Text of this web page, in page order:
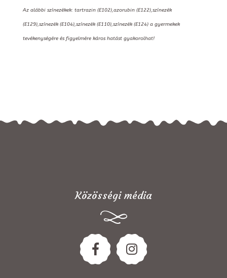
Az alábbi színezékek: tartrazin (E102),azorubin (E122),színezék
(E129),színezék (E104),színezék (E110),színezék (E124) a gyermekek
tevékenységére és figyelmére káros hatást gyakorolhat!
Közösségi média